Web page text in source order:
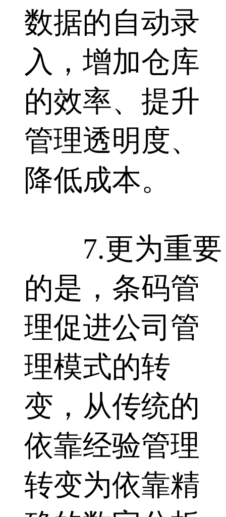
数据的自动录
入，增加仓库
的效率、提升
管理透明度、
降低成本。
7.更为重要
的是，条码管
理促进公司管
理模式的转
变，从传统的
依靠经验管理
转变为依靠精